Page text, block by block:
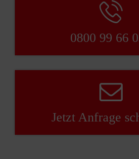
0800 99 66
Jetzt Anfrage